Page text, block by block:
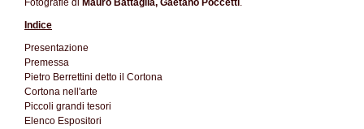
Fotografie di Mauro Battaglia, Gaetano Poccetti.
Indice
Presentazione
Premessa
Pietro Berrettini detto il Cortona
Cortona nell'arte
Piccoli grandi tesori
Elenco Espositori